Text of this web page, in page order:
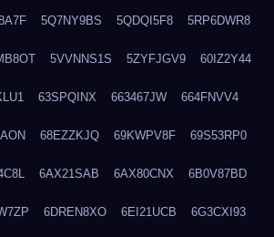
5Q7NY9BS 5QDQI5F8 5RP6DWR8
5VVNNS1S 5ZYFJGV9 60IZ2Y44
63SPQINX 663467JW 664FNVV4
68EZZKJQ 69KWPV8F 69S53RP0
6AX21SAB 6AX80CNX 6B0V87BD
6DREN8XO 6EI21UCB 6G3CXI93